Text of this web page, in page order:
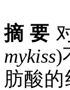
摘 要
mykiss)
肪酸